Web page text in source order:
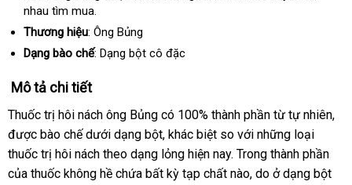
nhau tìm mua.
Thương hiệu: Ông Bủng
Dạng bào chế: Dạng bột cô đặc
Mô tả chi tiết
Thuốc trị hôi nách ông Bủng có 100% thành phần từ tự nhiên,
được bào chế dưới dạng bột, khác biệt so với những loại
thuốc trị hôi nách theo dạng lỏng hiện nay. Trong thành phần
của thuốc không hề chứa bất kỳ tạp chất nào, do ở dạng bột